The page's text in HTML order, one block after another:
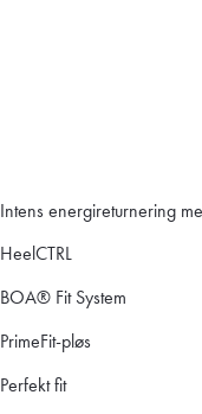
Intens energireturnering
HeelCTRL
BOA® Fit System
PrimeFit-pløs
Perfekt fit